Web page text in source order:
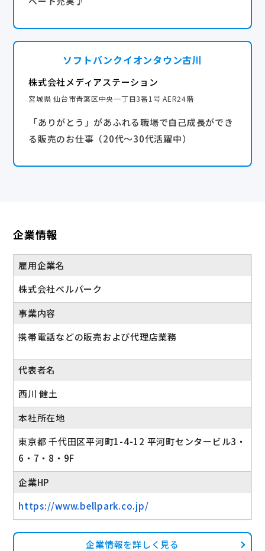
ソフトバンクイオンタウン古川
株式会社メディアステーション
宮城県 仙台市青葉区中央一丁目3番1号 AER24階
「ありがとう」があふれる職場で自己成長ができ
る販売のお仕事（20代～30代活躍中）
企業情報
雇用企業名
株式会社ベルパーク
事業内容
携帯電話などの販売および代理店業務
代表者名
西川 健土
本社所在地
東京都 千代田区平河町1-4-12 平河町センタービル3・
6・7・8・9F
企業HP
https://www.bellpark.co.jp/
企業情報を詳しく見る